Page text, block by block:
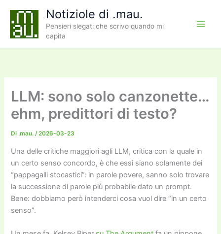
contenuto
Notiziole di .mau.
Pensieri slegati che scrivo quando mi
capita
LLM: sono solo canzonette…
ehm, predittori di testo?
Di .mau./2026-03-23
Una delle critiche maggiori agli LLM, critica con la quale in
un certo senso concordo, è che essi siano solamente dei
“pappagalli stocastici”: in parole povere, sanno solo trovare
la successione di parole più probabile dato un prompt.
Bene: dobbiamo però intenderci cosa vuol dire “in un certo
senso”.